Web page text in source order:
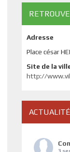
Adresse
Place césar
Site de la
http://